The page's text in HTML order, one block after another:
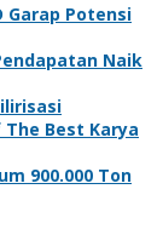
Garap Potensi
Naik
Best Karya
900.000 Ton